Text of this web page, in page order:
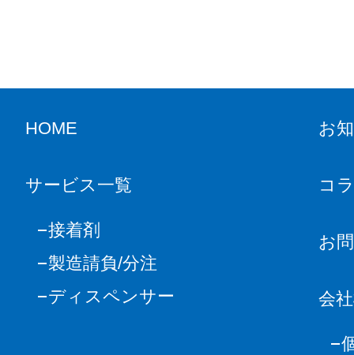
HOME
サービス一覧
接着剤
製造請負/分注
ディスペンサー
お
コ
お
会